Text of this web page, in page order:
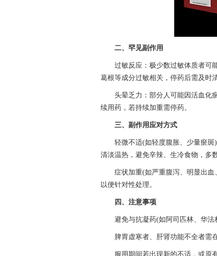
二、罕见副作用
过敏反应：极少数过敏体质者可
葛根等成分过敏相关，停药后需及时
头晕乏力：部分人可能因活血化
续用药，若持续加重需停药。
三、副作用应对方式
轻微不适(如轻度腹胀、少量瘀
清淡温热，避免辛辣、生冷食物，多
症状加重(如严重腹泻、明显出血
以便针对性处理。
四、注意事项
避免与抗凝药(如阿司匹林、华法
脾胃虚寒者、肝肾功能不全者需
服用期间若出现新的不适，或原